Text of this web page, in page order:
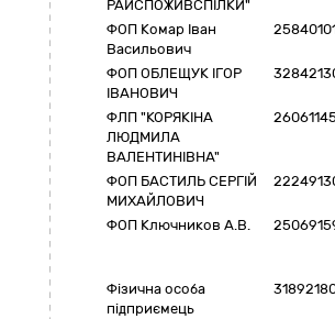
РАЙСПОЖИВСПІЛКИ"
ФОП Комар Іван
Васильович
ФОП ОБЛЕЩУК ІГОР
ІВАНОВИЧ
ФЛП "КОРЯКІНА
ЛЮДМИЛА
ВАЛЕНТИНІВНА"
ФОП БАСТИЛЬ СЕРГІЙ
МИХАЙЛОВИЧ
ФОП Ключников А.В.
Фізична особа
підприємець